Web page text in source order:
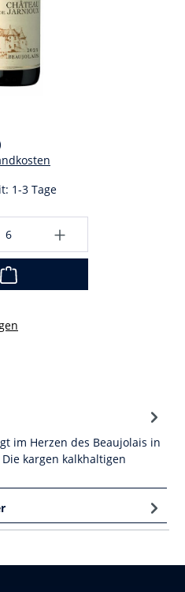
1-3 Tage
im Herzen des Beaujolais in
kargen kalkhaltigen